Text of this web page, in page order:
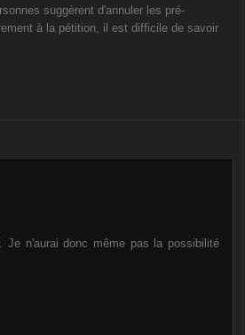
suggèrent d'annuler les pré-
à la pétition, il est difficile de savoir
n'aurai donc même pas la possibilité